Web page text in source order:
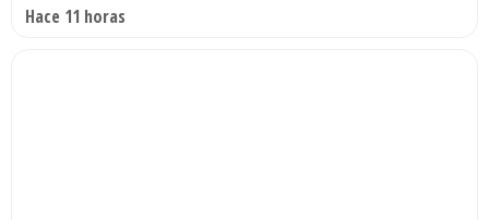
Hace 11 horas